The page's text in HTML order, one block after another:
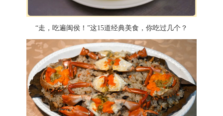
“走，吃遍闽侯！”这15道经典美食，你吃过几个？